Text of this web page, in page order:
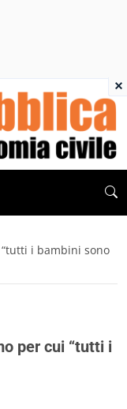
i bambini sono
per cui “tutti i
×